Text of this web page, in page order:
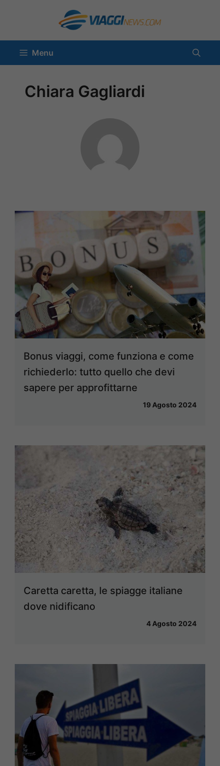
contenuto
Menu
Chiara Gagliardi
Bonus viaggi, come funziona e come
richiederlo: tutto quello che devi
sapere per approfittarne
19 Agosto 2024
Caretta caretta, le spiagge italiane
dove nidificano
4 Agosto 2024